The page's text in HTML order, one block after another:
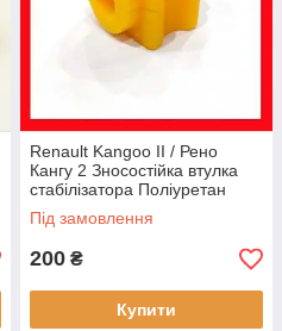
Renault Kangoo II / Рено
Кангу 2 Зносостійка втулка
стабілізатора Поліуретан
Гарантія 12 міс! 7701069131
Під замовлення
200 ₴
Купити